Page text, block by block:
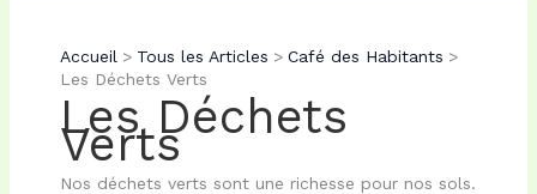
Accueil Tous les Articles
Café des Habitants
Les Déchets Verts
Les Déchets
Verts
Nos déchets verts sont une richesse pour nos sols.